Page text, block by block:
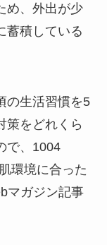
め、外出が少
蓄積している
の生活習慣を5
策をどれくら
で、1004
環境に合った
マガジン記事